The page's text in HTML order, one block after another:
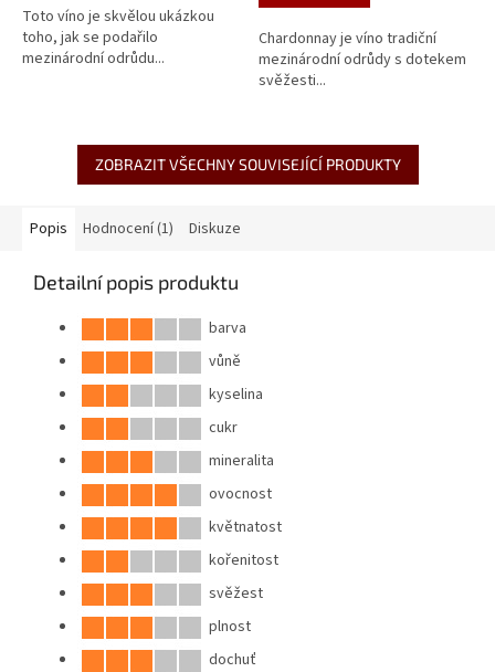
5
hvězdiček.
Toto víno je skvělou ukázkou
toho, jak se podařilo
mezinárodní odrůdu...
Chardonnay je víno tradiční
mezinárodní odrůdy s dotekem
svěžesti...
ZOBRAZIT VŠECHNY SOUVISEJÍCÍ PRODUKTY
Popis Hodnocení (1) Diskuze
Detailní popis produktu
barva
vůně
kyselina
cukr
mineralita
ovocnost
květnatost
kořenitost
svěžest
plnost
dochuť